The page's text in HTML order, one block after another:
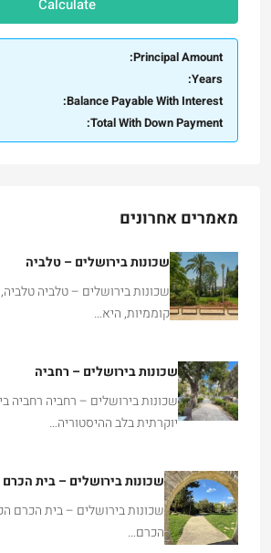
Calculate
Principal Amount:
Years:
Balance Payable With Interest:
Total With Down Payment:
מאמרים אחרונים
שכונות בירושלים – טלביה
שכונות בירושלים – טלביה
קוממיות, היא…
שכונות בירושלים – רחביה
שכונות בירושלים – רחביה רחביה
יוקרתית בלב ההיסטוריה…
שכונות בירושלים – בית הכרם
שכונות בירושלים – בית
הכרם…